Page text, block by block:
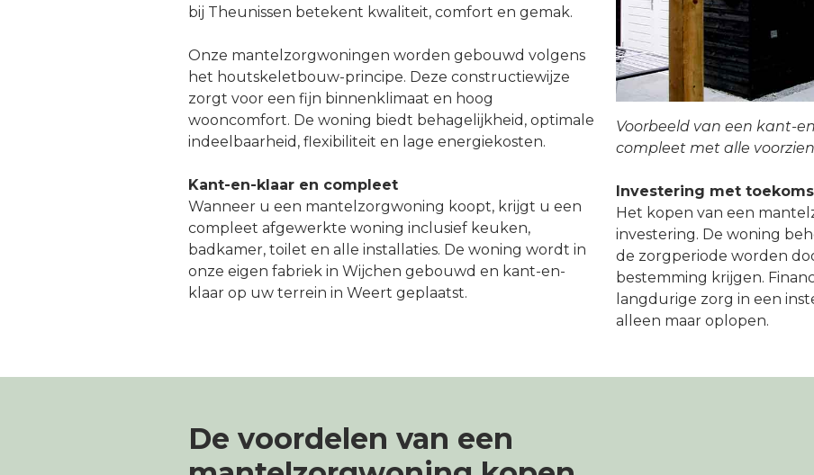
bij Theunissen betekent kwaliteit, comfort en gemak.
Onze mantelzorgwoningen worden gebouwd volgens
het houtskeletbouw-principe. Deze constructiewijze
zorgt voor een fijn binnenklimaat en hoog
wooncomfort. De woning biedt behagelijkheid, optimale
indeelbaarheid, flexibiliteit en lage energiekosten.
Kant-en-klaar en compleet
Wanneer u een mantelzorgwoning koopt, krijgt u een
compleet afgewerkte woning inclusief keuken,
badkamer, toilet en alle installaties. De woning wordt in
onze eigen fabriek in Wijchen gebouwd en kant-en-
klaar op uw terrein in Weert geplaatst.
Voorbeeld van een kant-
compleet met alle
Investering met
Het kopen van een
investering. De woning
de zorgperiode worden
bestemming krijgen.
langdurige zorg in een
alleen maar oplopen.
De voordelen van een